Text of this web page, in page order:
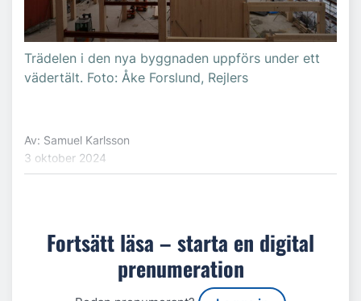
Trädelen i den nya byggnaden uppförs under ett
vädertält. Foto: Åke Forslund, Rejlers
Av: Samuel Karlsson
3 oktober 2024
Fortsätt läsa – starta en digital
prenumeration